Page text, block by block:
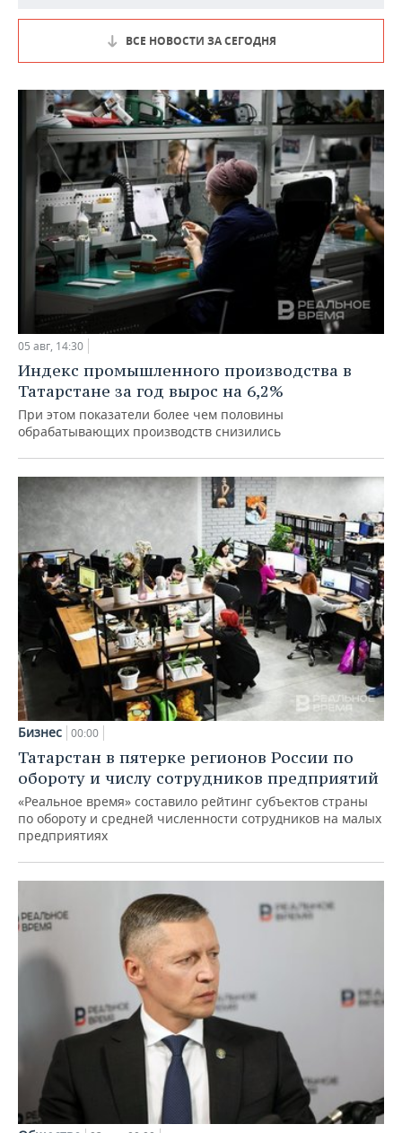
ВСЕ НОВОСТИ ЗА СЕГОДНЯ
05 авг, 14:30
Индекс промышленного производства в
Татарстане за год вырос на 6,2%
При этом показатели более чем половины
обрабатывающих производств снизились
Бизнес 00:00
Татарстан в пятерке регионов России по
обороту и числу сотрудников предприятий
«Реальное время» составило рейтинг субъектов страны
по обороту и средней численности сотрудников на малых
предприятиях